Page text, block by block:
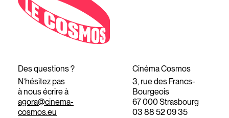
Des questions ?
N’hésitez pas
à nous écrire à
agora@cinema-
cosmos.eu
Cinéma Cosmos
3, rue des Francs-
Bourgeois
67 000 Strasbourg
03 88 52 09 35